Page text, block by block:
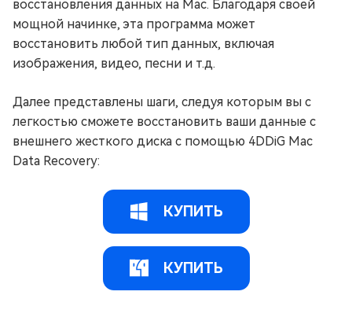
восстановления данных на Mac. Благодаря своей
мощной начинке, эта программа может
восстановить любой тип данных, включая
изображения, видео, песни и т.д.
Далее представлены шаги, следуя которым вы с
легкостью сможете восстановить ваши данные с
внешнего жесткого диска с помощью 4DDiG Mac
Data Recovery:
КУПИТЬ
КУПИТЬ